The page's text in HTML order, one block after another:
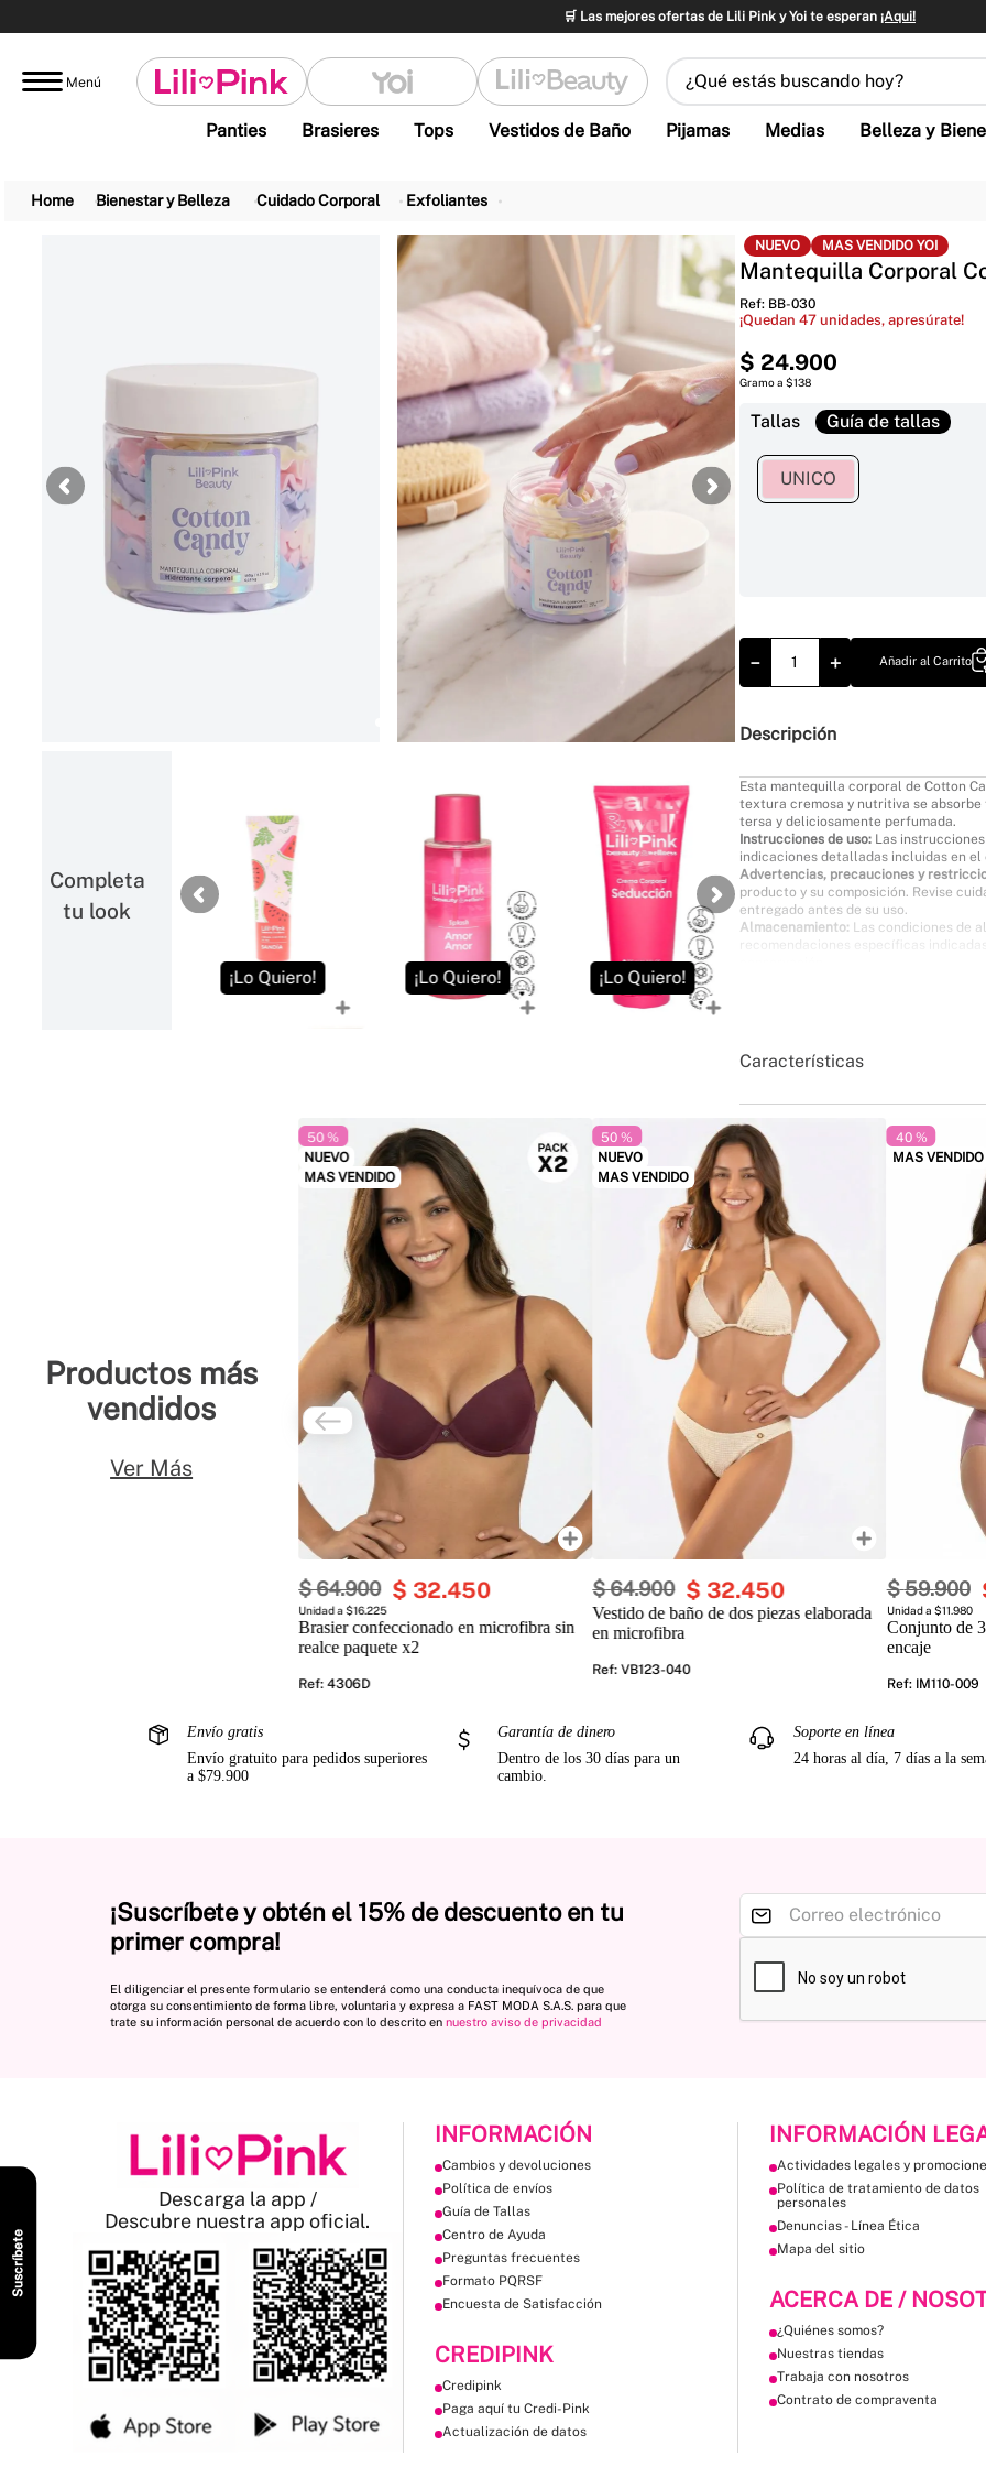
🛒 Las mejores ofertas de Lili Pink y Yoi te esperan ¡Aqui!
Menú ¿Qué estás buscando hoy?
Panties Brasieres Tops Vestidos de Baño Pijamas Medias Belleza y
Suscríbete
Bienestar y Belleza Cuidado Corporal Exfoliantes
Completa
tu look
¡Lo Quiero! ¡Lo Quiero! ¡Lo Quiero!
NUEVO MAS VENDIDO YOI
Mantequilla Corporal
Ref: BB-030
¡Quedan 47unidades, apresúrate!
$ 24.900
Gramo a $138
Tallas
UNICO
＋
－ Añadir al Carrito
Descripción
Esta mantequilla corporal de Cotton
textura cremosa y nutritiva se
tersa y deliciosamente perfumada.
Instrucciones de uso:Las instrucciones
indicaciones detalladas incluidas en
Advertencias, precauciones y
producto y su composición. Revise
entregado antes de su uso.
Almacenamiento: Las condiciones de
Lote variable según
El código de la NSO se encontrará en
Características
Productos más
vendidos
Ver Más
50 %
NUEVO
MAS VENDIDO
$64.900 $ 32.450
Unidad a $16.225
Brasier confeccionado en microfibra sin
realce paquete x2
Ref:4306D
50 %
NUEVO
MAS VENDIDO
$64.900 $ 32.450
Vestido de baño de dos piezas elaborada
en microfibra
Ref:VB123-040
40 %
MAS VENDIDO
$59.900
Unidad a $11.980
Conjunto de
encaje
Ref: IM110-009
Envío gratis
Envío gratuito para pedidos superiores
a $79.900
Garantía de dinero
Dentro de los 30 días para un
cambio.
Soporte en línea
24 horas al día, 7 días a la
¡Suscríbete y obtén el 15% de descuento en tu
primer compra!
El diligenciar el presente formulario se entenderá como una conducta inequívoca de que
otorga su consentimiento de forma libre, voluntaria y expresa a FAST MODA S.A.S. para que
trate su información personal de acuerdo con lo descrito en nuestro aviso de privacidad
Descarga la app /
Descubre nuestra app oficial.
INFORMACIÓN
Cambios y devoluciones
Política de envíos
Guía de Tallas
Centro de Ayuda
Preguntas frecuentes
Formato PQRSF
Encuesta de Satisfacción
CREDIPINK
Credipink
Paga aquí tu Credi-Pink
Actualización de datos
INFORMACIÓN
Actividades legales y
Política de tratamiento de datos
personales
Denuncias - Línea Ética
Mapa del sitio
ACERCA DE /
¿Quiénes somos?
Nuestras tiendas
Trabaja con nosotros
Contrato de compraventa